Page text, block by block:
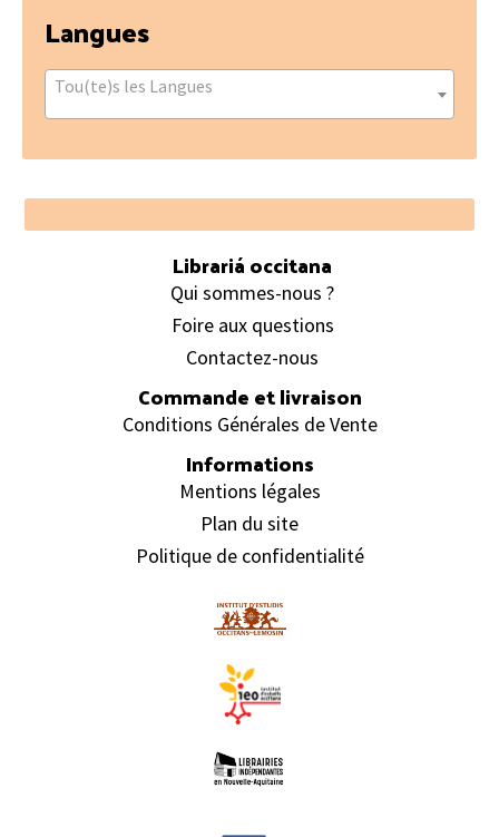
Langues
Tou(te)s les Langues
Footer
Librariá occitana
Qui sommes-nous ?
Foire aux questions
Contactez-nous
Commande et livraison
Conditions Générales de Vente
Informations
Mentions légales
Plan du site
Politique de confidentialité